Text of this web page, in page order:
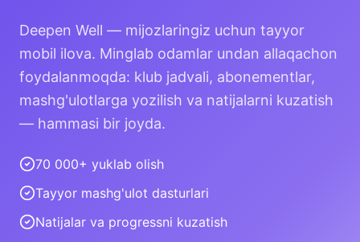
Deepen Well — mijozlaringiz uchun tayyor
mobil ilova. Minglab odamlar undan allaqachon
foydalanmoqda: klub jadvali, abonementlar,
mashg'ulotlarga yozilish va natijalarni kuzatish
— hammasi bir joyda.
70 000+ yuklab olish
Tayyor mashg'ulot dasturlari
Natijalar va progressni kuzatish